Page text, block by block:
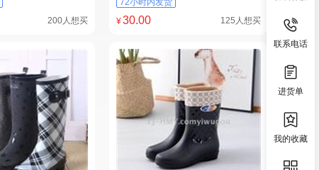
200人想买
¥30.00 125人想买
联系电话
进货单
我的收藏